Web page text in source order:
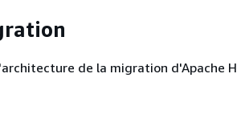
de la migration d'Apache